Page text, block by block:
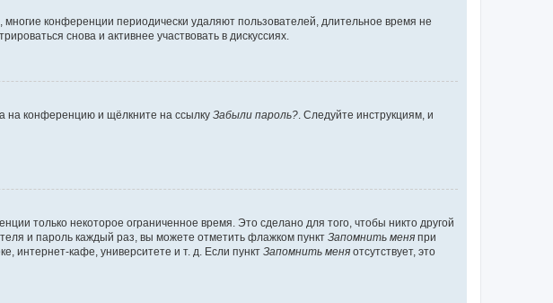
конференции периодически удаляют пользователей, длительное время не
снова и активнее участвовать в дискуссиях.
на конференцию и щёлкните на ссылку Забыли пароль? . Следуйте инструкциям, и
только некоторое ограниченное время. Это сделано для того, чтобы никто другой
и пароль каждый раз, вы можете отметить флажком пункт Запомнить меня при
интернет-кафе, университете и т. д. Если пункт Запомнить меня отсутствует, это